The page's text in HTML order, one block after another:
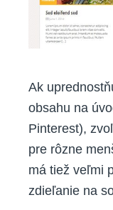
Ak
obsahu na
Pinterest),
pre rôzne
má tiež veľmi
zdieľanie na